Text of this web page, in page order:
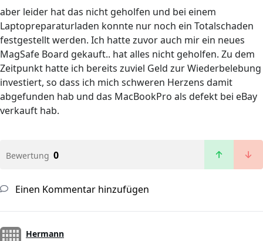
aber leider hat das nicht geholfen und bei einem
Laptopreparaturladen konnte nur noch ein Totalschaden
festgestellt werden. Ich hatte zuvor auch mir ein neues
MagSafe Board gekauft.. hat alles nicht geholfen. Zu dem
Zeitpunkt hatte ich bereits zuviel Geld zur Wiederbelebung
investiert, so dass ich mich schweren Herzens damit
abgefunden hab und das MacBookPro als defekt bei eBay
verkauft hab.
Bewertung 0
Einen Kommentar hinzufügen
Hermann